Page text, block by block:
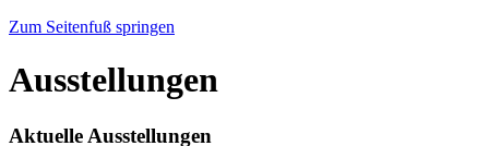
Zum Seitenfuß springen
Ausstellungen
Aktuelle Ausstellungen